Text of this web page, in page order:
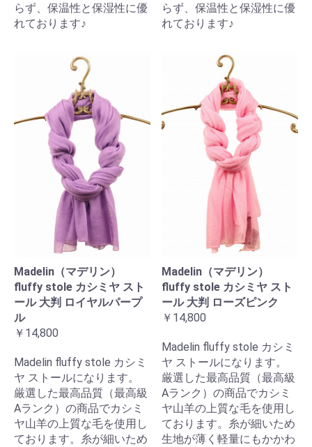
らず、保温性と保湿性に優
れております♪
らず、保温性と保湿性に優
れております♪
Madelin（マデリン）
fluffy stole カシミヤ スト
ール 大判 ロイヤルパープ
ル
￥14,800
Madelin fluffy stole カシミ
ヤ ストールになります。
厳選した最高品質（最高級
Aランク）の商品でカシミ
ヤ山羊の上質な毛を使用し
ております。糸が細いため
Madelin（マデリン）
fluffy stole カシミヤ スト
ール 大判 ローズピンク
￥14,800
Madelin fluffy stole カシミ
ヤ ストールになります。
厳選した最高品質（最高級
Aランク）の商品でカシミ
ヤ山羊の上質な毛を使用し
ております。糸が細いため
生地が薄く軽量にもかかわ